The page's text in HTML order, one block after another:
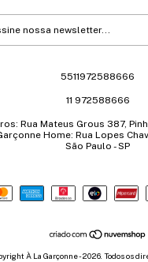
5511972588666
11 972588666
Rua Mateus Grous 387,
Home: Rua Lopes
São Paulo - SP
À La Garçonne - 2026. Todos os